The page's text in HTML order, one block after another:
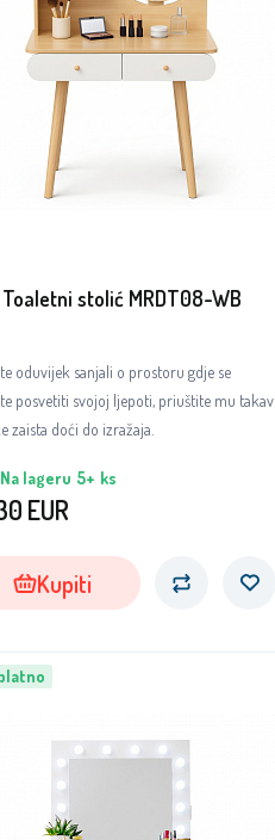
stolić MRDT08-WB
oduvijek sanjali o prostoru gdje se
posvetiti svojoj ljepoti, priuštite mu takav
zaista doći do izražaja.
Na lageru 5+ ks
EUR
Kupiti